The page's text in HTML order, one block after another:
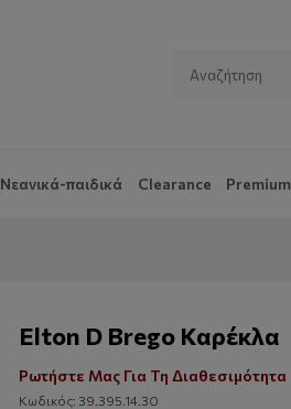
Νεανικά-παιδικά Clearance Premium
Elton D Brego Καρέκλα
Ρωτήστε Μας Για Τη Διαθεσιμότητα
Κωδικός: 39.395.14.30